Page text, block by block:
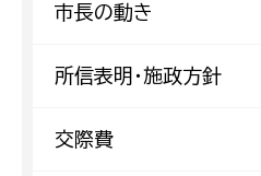
市長の動き
所信表明・施政方針
交際費